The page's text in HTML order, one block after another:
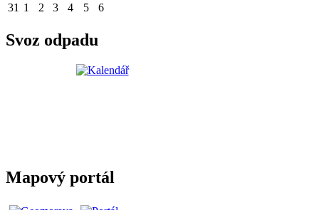
31 1 2 3 4 5 6
Svoz odpadu
Mapový portál